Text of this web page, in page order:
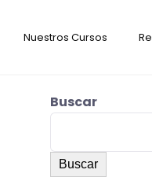
Nuestros Cursos
Buscar
Buscar